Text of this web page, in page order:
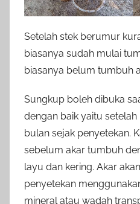
Setelah stek berumur
biasanya sudah mulai
biasanya belum tumbuh
Sungkup boleh dibuka
dengan baik yaitu
bulan sejak penyetekan.
sebelum akar tumbuh
layu dan kering. Akar
penyetekan
mineral atau wadah